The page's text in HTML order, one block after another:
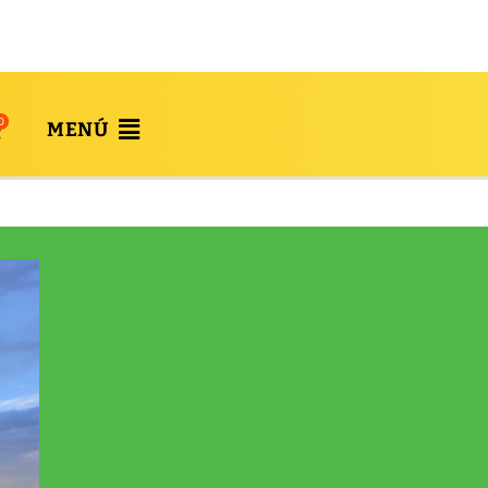
MENÚ